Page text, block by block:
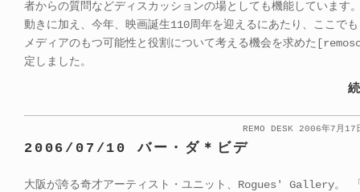
者からの質問などディスカッションの場としても機能しています
動きに加え、今年、映画誕生110周年を迎えるにあたり、ここで
メディアのもつ可能性と役割について考える機会を求めた
定しました。
REMO DESK 2006年7月
2006/07/10 バー・ダ＊ビデ
大阪が誇る奇才アーティスト・ユニット、Rogues' Gallery。